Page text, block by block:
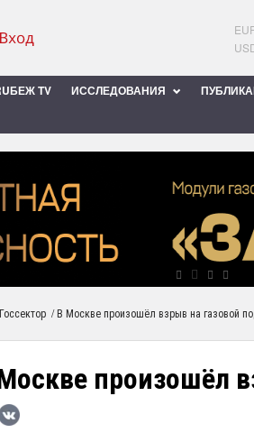
TV ИССЛЕДОВАНИЯ
Госсектор / В Москве произошёл взрыв на газовой
произошёл